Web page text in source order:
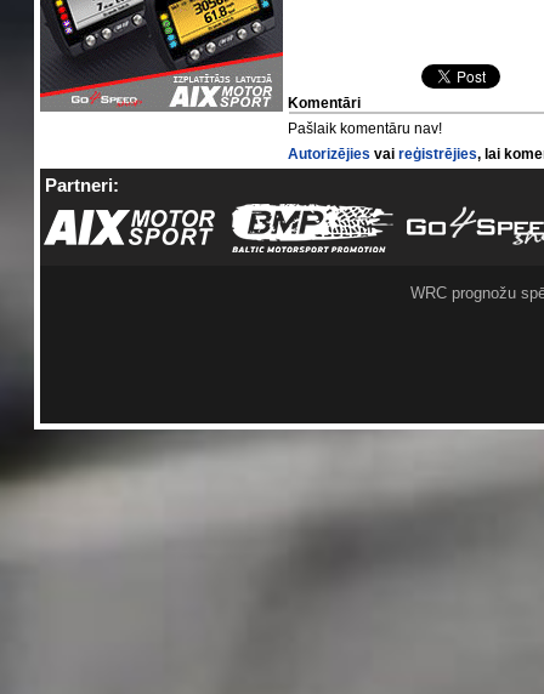
Komentāri
Pašlaik komentāru nav!
Autorizējies vaireģistrējies, lai
Partneri:
WRC prognožu